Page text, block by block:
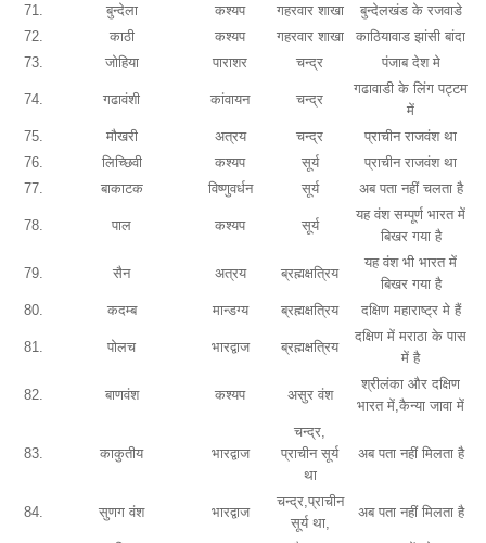
71.
बुन्देला कश्यप गहरवार शाखा
बुन्देलखंड के रजवाडे
72.
काठी कश्यप गहरवार शाखा
काठियावाड झांसी बांदा
73.
जोहिया पाराशर चन्द्र पंजाब देश मे
74. गढावंशी कांवायन चन्द्र
गढावाडी के लिंग पट्टम
में
75.
मौखरी अत्रय चन्द्र
प्राचीन राजवंश था
76.
लिच्छिवी कश्यप सूर्य
प्राचीन राजवंश था
77.
बाकाटक विष्णुवर्धन सूर्य अब पता नहीं चलता है
78. पाल कश्यप सूर्य
यह वंश सम्पूर्ण भारत में
बिखर गया है
79. सैन अत्रय ब्रह्मक्षत्रिय
यह वंश भी भारत में
बिखर गया है
80.
कदम्ब मान्डग्य ब्रह्मक्षत्रिय दक्षिण महाराष्ट्र मे हैं
81. पोलच भारद्वाज ब्रह्मक्षत्रिय
दक्षिण में मराठा के पास
में है
82. बाणवंश कश्यप असुर वंश
श्रीलंका और दक्षिण
भारत में,कैन्या जावा में
83. काकुतीय भारद्वाज
चन्द्र,
प्राचीन सूर्य
था
अब पता नहीं मिलता है
84. सुणग वंश भारद्वाज
चन्द्र,प्राचीन
सूर्य था,
अब पता नहीं मिलता है